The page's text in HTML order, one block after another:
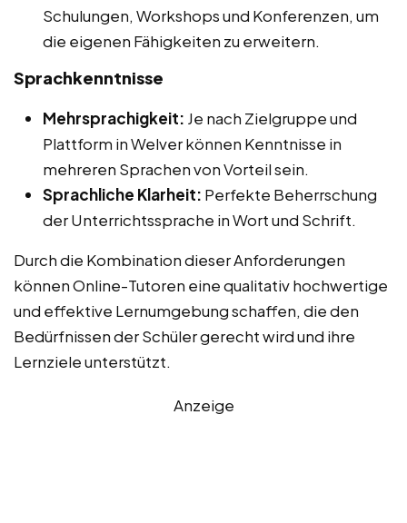
Schulungen, Workshops und Konferenzen, um
die eigenen Fähigkeiten zu erweitern.
Sprachkenntnisse
Mehrsprachigkeit: Je nach Zielgruppe und
Plattform in Welver können Kenntnisse in
mehreren Sprachen von Vorteil sein.
Sprachliche Klarheit: Perfekte Beherrschung
der Unterrichtssprache in Wort und Schrift.
Durch die Kombination dieser Anforderungen
können Online-Tutoren eine qualitativ hochwertige
und effektive Lernumgebung schaffen, die den
Bedürfnissen der Schüler gerecht wird und ihre
Lernziele unterstützt.
Anzeige